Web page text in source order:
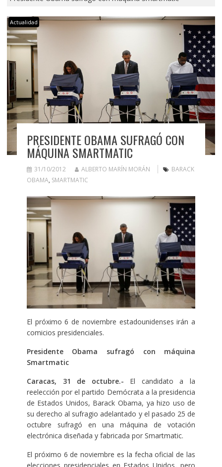
Actualidad
PRESIDENTE OBAMA SUFRAGÓ CON
MÁQUINA SMARTMATIC
31/10/2012 ALBERTO MARÍN MORÁN
BARACK
OBAMA, SMARTMATIC
El próximo 6 de noviembre estadounidenses irán a
comicios presidenciales.
Presidente Obama sufragó con máquina
Smartmatic
Caracas, 31 de octubre.- El candidato a la
reelección por el partido Demócrata a la presidencia
de Estados Unidos, Barack Obama, ya hizo uso de
su derecho al sufragio adelantado y el pasado 25 de
octubre sufragó en una máquina de votación
electrónica diseñada y fabricada por Smartmatic.
El próximo 6 de noviembre es la fecha oficial de las